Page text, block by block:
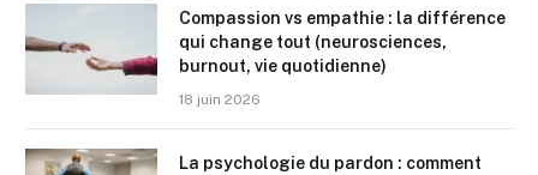
Compassion vs empathie : la différence
qui change tout (neurosciences,
burnout, vie quotidienne)
18 juin 2026
La psychologie du pardon : comment